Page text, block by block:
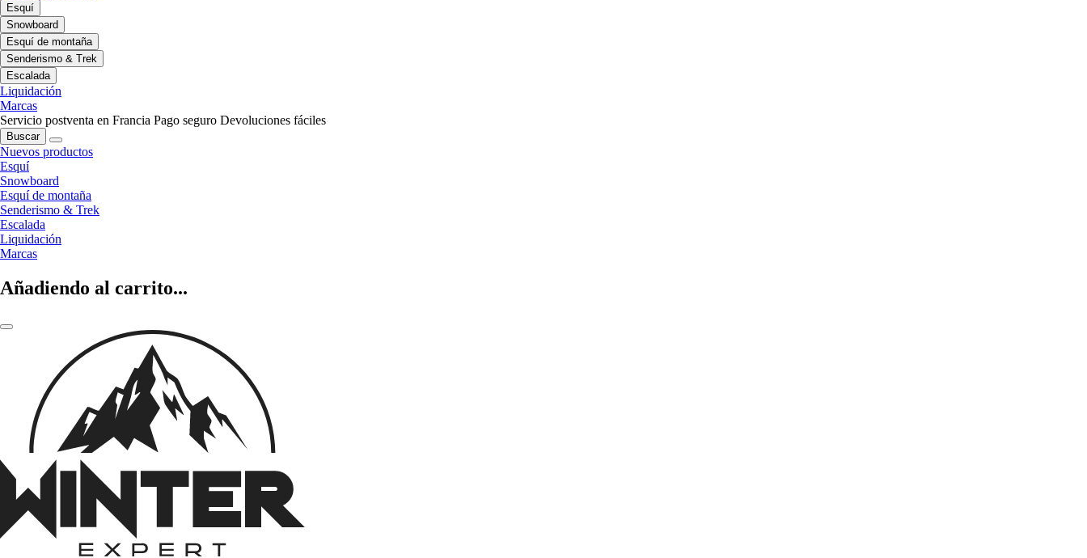
Esquí
Snowboard
Esquí de montaña
Senderismo & Trek
Escalada
Liquidación
Marcas
Servicio postventa en Francia Pago seguro Devoluciones fáciles
Buscar
Nuevos productos
Esquí
Snowboard
Esquí de montaña
Senderismo & Trek
Escalada
Liquidación
Marcas
Añadiendo al carrito...